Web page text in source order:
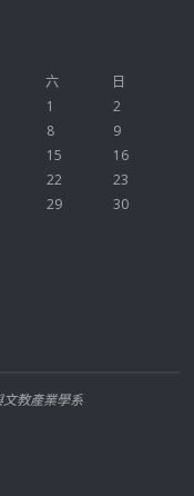
六
日
1
2
8
9
15
16
22
23
29
30
教產業學系